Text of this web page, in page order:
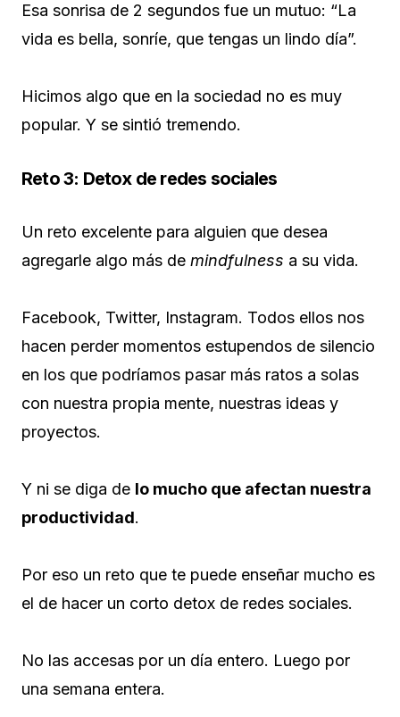
Esa sonrisa de 2 segundos fue un mutuo: “La
vida es bella, sonríe, que tengas un lindo día”.
Hicimos algo que en la sociedad no es muy
popular. Y se sintió tremendo.
Reto 3: Detox de redes sociales
Un reto excelente para alguien que desea
agregarle algo más de mindfulness a su vida.
Facebook, Twitter, Instagram. Todos ellos nos
hacen perder momentos estupendos de silencio
en los que podríamos pasar más ratos a solas
con nuestra propia mente, nuestras ideas y
proyectos.
Y ni se diga de lo mucho que afectan nuestra
productividad.
Por eso un reto que te puede enseñar mucho es
el de hacer un corto detox de redes sociales.
No las accesas por un día entero. Luego por
una semana entera.